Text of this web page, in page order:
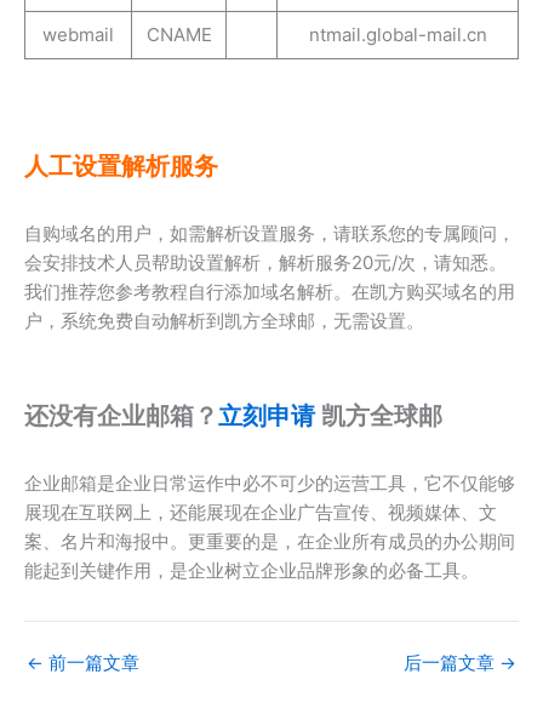
webmail CNAME ntmail.global-mail.cn
人工设置解析服务
自购域名的用户，如需解析设置服务，请联系您的专属顾问，
会安排技术人员帮助设置解析，解析服务20元/次，请知悉。
我们推荐您参考教程自行添加域名解析。在凯方购买域名的用
户，系统免费自动解析到凯方全球邮，无需设置。
还没有企业邮箱？ 立刻申请凯方全球邮
企业邮箱是企业日常运作中必不可少的运营工具，它不仅能够
展现在互联网上，还能展现在企业广告宣传、视频媒体、文
案、名片和海报中。更重要的是，在企业所有成员的办公期间
能起到关键作用，是企业树立企业品牌形象的必备工具。
← 前一篇文章 后一篇文章 →